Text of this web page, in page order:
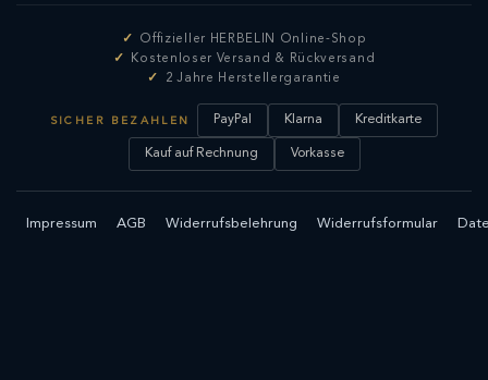
Offizieller HERBELIN Online-Shop
Kostenloser Versand & Rückversand
2 Jahre Herstellergarantie
SICHER BEZAHLEN PayPal Klarna Kreditkarte
Kauf auf Rechnung Vorkasse
Impressum AGB Widerrufsbelehrung Widerrufsformular